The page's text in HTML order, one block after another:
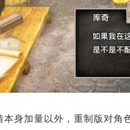
本身加量以外，重制版对角